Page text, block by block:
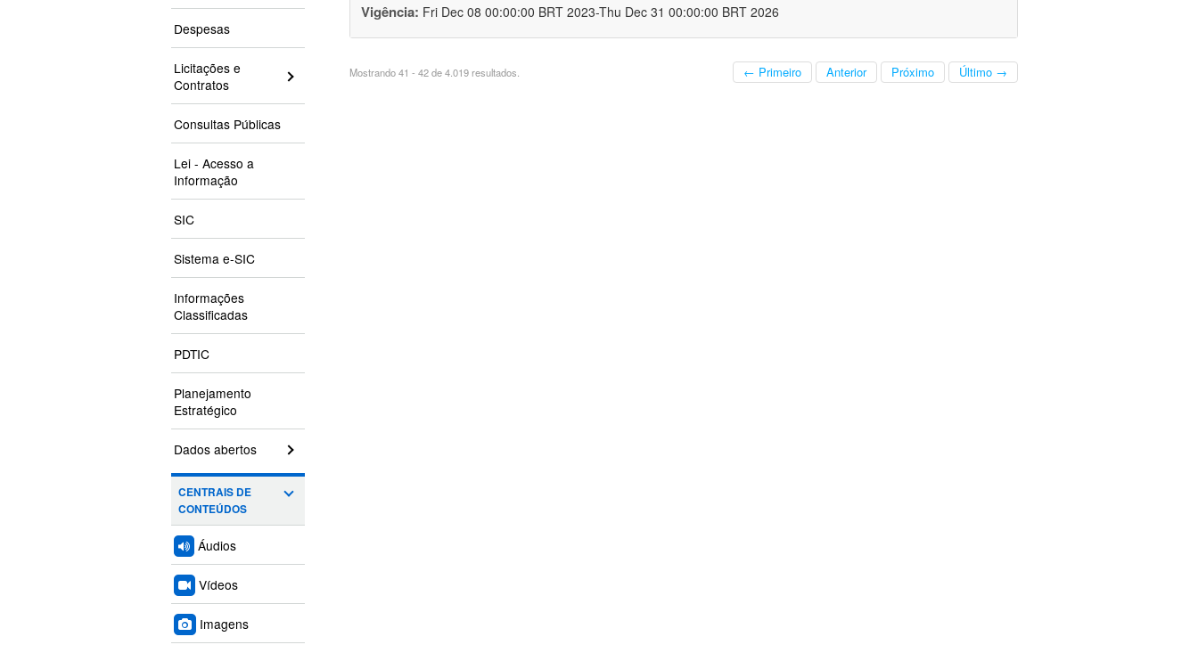
Despesas
Licitações e
Contratos
Consultas Públicas
Lei - Acesso a
Informação
SIC
Sistema e-SIC
Informações
Classificadas
PDTIC
Planejamento
Estratégico
Dados abertos
CENTRAIS DE
CONTEÚDOS
Áudios
Vídeos
Imagens
Vigência: Fri Dec 08 00:00:00 BRT 2023-Thu Dec 31 00:00:00 BRT 2026
Mostrando 41 - 42 de 4.019 resultados. ← Primeiro Anterior Próximo Último →